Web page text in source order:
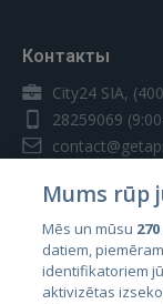
Контакты
City24 SIA,
28259069
Страны
Mums rūp
Mēs un mūsu 270
datiem,
identifikatoriem
aktivizētas